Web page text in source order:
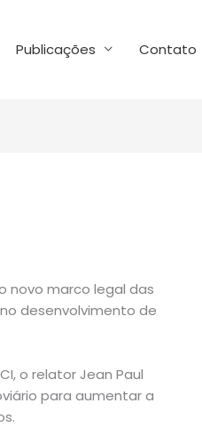
Publicações Contato
novo marco legal das
desenvolvimento de
o relator Jean Paul
para aumentar a